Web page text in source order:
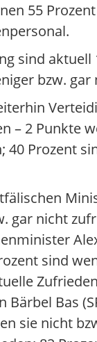
55
sind
bzw.
– 2 Punkte
40 Prozent
gar nicht
sind
Bas
sie nicht